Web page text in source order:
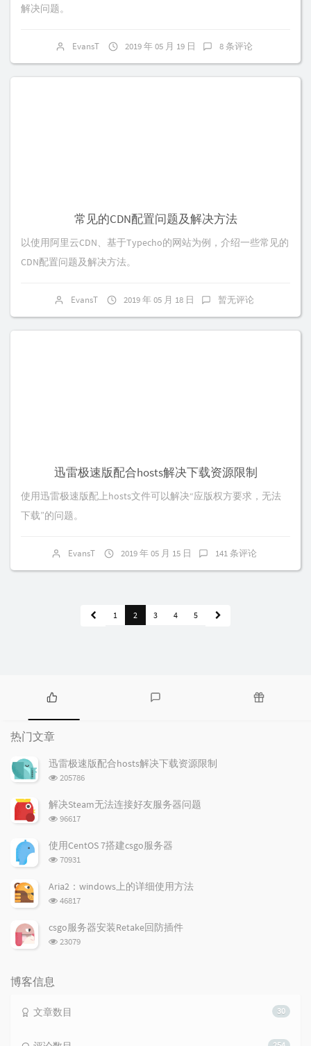
解决问题。
EvansT 2019 年 05 月 19 日 8 条评论
常见的CDN配置问题及解决方法
以使用阿里云CDN、基于Typecho的网站为例，介绍一些常见的
CDN配置问题及解决方法。
EvansT 2019 年 05 月 18 日 暂无评论
迅雷极速版配合hosts解决下载资源限制
使用迅雷极速版配上hosts文件可以解决“应版权方要求，无法
下载”的问题。
EvansT 2019 年 05 月 15 日 141 条评论
1 2 3 4 5
热
门
文
章
论
热门文章
迅雷极速版配合hosts解决下载资源限制
浏
次
数:
205786
解决Steam无法连接好友服务器问题
浏
次
数:
96617
使用CentOS 7搭建csgo服务器
浏
次
70931
Aria2：windows上的详细使用方法
浏
次
数:
46817
csgo服务器安装Retake回防插件
浏
23079
博客信息
30
文章数目